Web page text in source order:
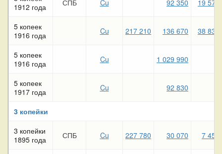
1912 года
СПБ Cu 92 350 19 570
5 копеек
1916 года
Cu 217 210 136 670 38 830
5 копеек
1916 года
Cu 1 029 990
5 копеек
1917 года
Cu 92 830
3 копейки
3 копейки
1895 года
СПБ Cu 227 780 30 070 7 450